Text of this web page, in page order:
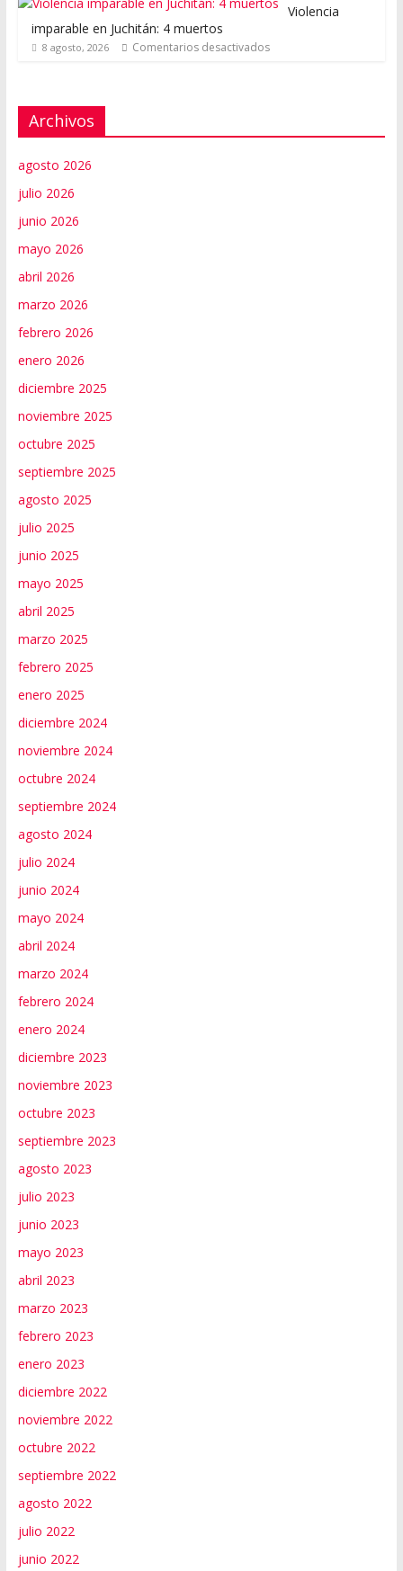
Violencia
imparable en Juchitán: 4 muertos
8 agosto, 2026 Comentarios desactivados
Archivos
agosto 2026
julio 2026
junio 2026
mayo 2026
abril 2026
marzo 2026
febrero 2026
enero 2026
diciembre 2025
noviembre 2025
octubre 2025
septiembre 2025
agosto 2025
julio 2025
junio 2025
mayo 2025
abril 2025
marzo 2025
febrero 2025
enero 2025
diciembre 2024
noviembre 2024
octubre 2024
septiembre 2024
agosto 2024
julio 2024
junio 2024
mayo 2024
abril 2024
marzo 2024
febrero 2024
enero 2024
diciembre 2023
noviembre 2023
octubre 2023
septiembre 2023
agosto 2023
julio 2023
junio 2023
mayo 2023
abril 2023
marzo 2023
febrero 2023
enero 2023
diciembre 2022
noviembre 2022
octubre 2022
septiembre 2022
agosto 2022
julio 2022
junio 2022